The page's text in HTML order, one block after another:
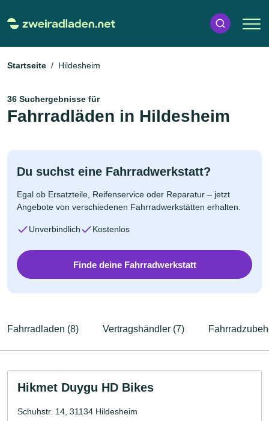
Startseite Hildesheim
36 Suchergebnisse für
Fahrradläden in Hildesheim
Du suchst eine Fahrradwerkstatt?
Egal ob Ersatzteile, Reifenservice oder Reparatur – jetzt
Angebote von verschiedenen Fahrradwerkstätten erhalten.
Unverbindlich Kostenlos
Finde deine Fahrradwerkstatt
Fahrradladen (8) Vertragshändler (7)
Hikmet Duygu HD Bikes
Schuhstr. 14, 31134 Hildesheim